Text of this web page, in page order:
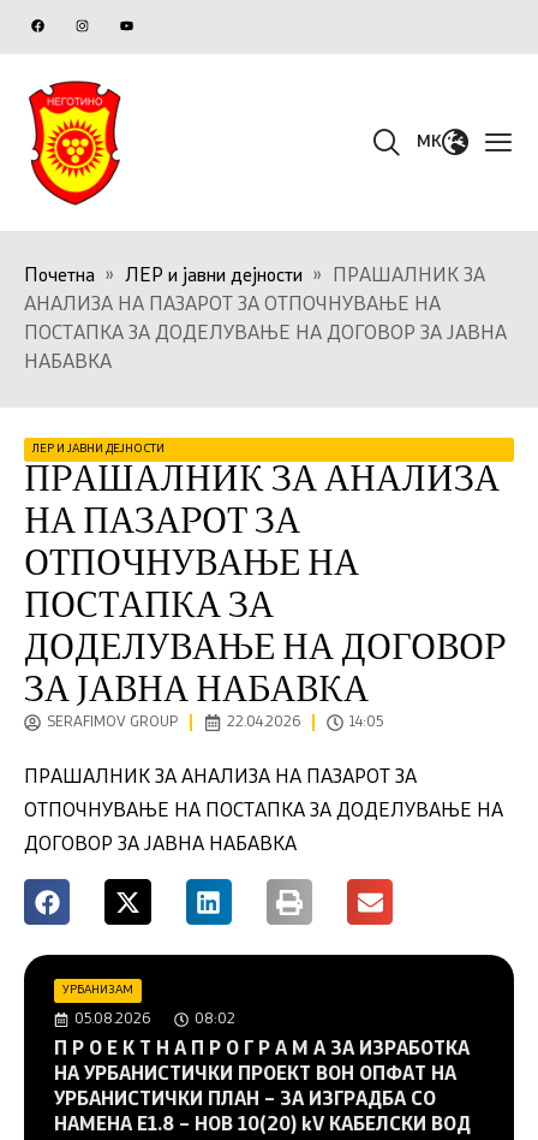
MK
Почетна » ЛЕР и јавни дејности »
ПРАШАЛНИК ЗА
АНАЛИЗА НА ПАЗАРОТ ЗА ОТПОЧНУВАЊЕ НА
ПОСТАПКА ЗА ДОДЕЛУВАЊЕ НА ДОГОВОР ЗА ЈАВНА
НАБАВКА
ЛЕР И ЈАВНИ ДЕЈНОСТИ
ПРАШАЛНИК ЗА АНАЛИЗА
НА ПАЗАРОТ ЗА
ОТПОЧНУВАЊЕ НА
ПОСТАПКА ЗА
ДОДЕЛУВАЊЕ НА ДОГОВОР
ЗА ЈАВНА НАБАВКА
SERAFIMOV GROUP 22.04.2026 14:05
ПРАШАЛНИК ЗА АНАЛИЗА НА ПАЗАРОТ ЗА
ОТПОЧНУВАЊЕ НА ПОСТАПКА ЗА ДОДЕЛУВАЊЕ НА
ДОГОВОР ЗА ЈАВНА НАБАВКА
УРБАНИЗАМ
05.08.2026 08:02
П Р О Е К Т Н А П Р О Г Р А М А ЗА ИЗРАБОТКА
НА УРБАНИСТИЧКИ ПРОЕКТ ВОН ОПФАТ НА
УРБАНИСТИЧКИ ПЛАН – ЗА ИЗГРАДБА СО
НАМЕНА Е1.8 – НОВ 10(20) kV КАБЕЛСКИ ВОД